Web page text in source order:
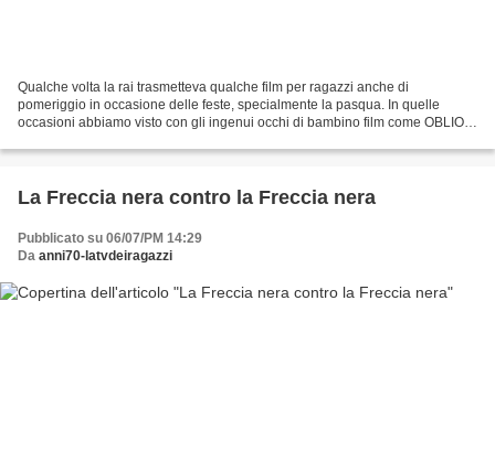
Qualche volta la rai trasmetteva qualche film per ragazzi anche di
pomeriggio in occasione delle feste, specialmente la pasqua. In quelle
occasioni abbiamo visto con gli ingenui occhi di bambino film come OBLIO,
La Freccia nera contro la Freccia nera
Pubblicato su 06/07/PM 14:29
Da anni70-latvdeiragazzi